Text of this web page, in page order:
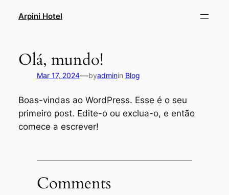
Arpini Hotel
Olá, mundo!
Mar 17, 2024—byadminin Blog
Boas-vindas ao WordPress. Esse é o seu
primeiro post. Edite-o ou exclua-o, e então
comece a escrever!
Comments